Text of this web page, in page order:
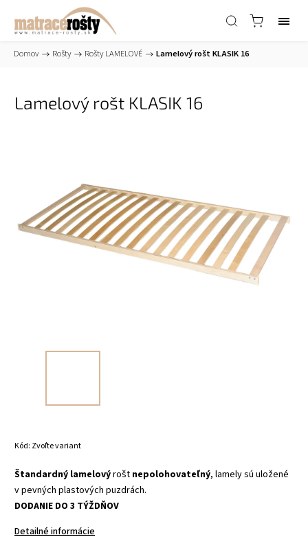
Domov / Rošty / Rošty LAMELOVÉ / Lamelový rošt KLASIK 16
Lamelový rošt KLASIK 16
Kód: Zvoľte variant
Štandardný lamelovýrošt nepolohovateľný, lamely sú uložené
v pevných plastových puzdrách.
DODANIE DO 3 TÝŽDŇOV
Detailné informácie